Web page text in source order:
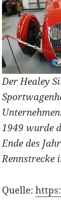
Der Healey
1949 wurde
Ende des
Rennstrecke
Quelle: